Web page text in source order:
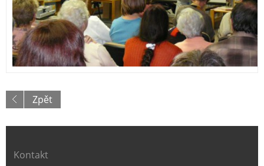
Zpět
Kontakt